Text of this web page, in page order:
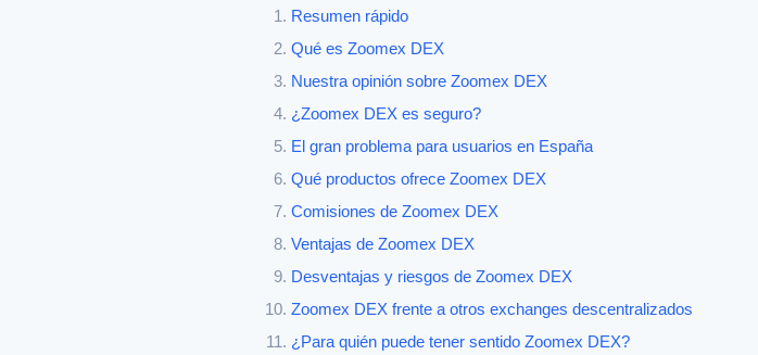
Resumen rápido
Qué es Zoomex DEX
Nuestra opinión sobre Zoomex DEX
¿Zoomex DEX es seguro?
El gran problema para usuarios en España
Qué productos ofrece Zoomex DEX
Comisiones de Zoomex DEX
Ventajas de Zoomex DEX
Desventajas y riesgos de Zoomex DEX
Zoomex DEX frente a otros exchanges descentralizados
¿Para quién puede tener sentido Zoomex DEX?